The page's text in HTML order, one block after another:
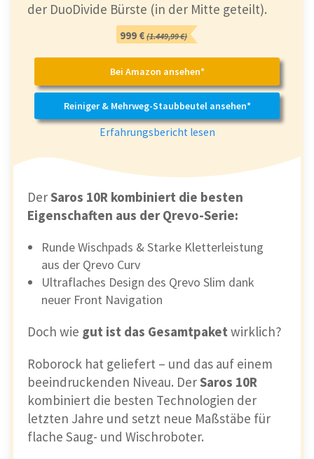
der DuoDivide Bürste (in der Mitte geteilt).
999 € (1.449,99 €)
Bei Amazon ansehen*
Reiniger & Mehrweg-Staubbeutel ansehen*
Erfahrungsbericht lesen
DerSaros 10R kombiniert die besten
Eigenschaften aus der Qrevo-Serie:
Runde Wischpads & Starke Kletterleistung
aus der Qrevo Curv
Ultraflaches Design des Qrevo Slim dank
neuer Front Navigation
Doch wie gut ist das Gesamtpaket wirklich?
Roborock hat geliefert – und das auf einem
beeindruckenden Niveau. DerSaros 10R
kombiniert die besten Technologien der
letzten Jahre und setzt neue Maßstäbe für
flache Saug- und Wischroboter.